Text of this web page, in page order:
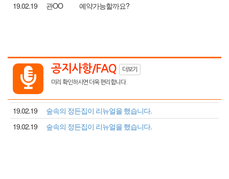
19.02.19
관OO 예약가능할까요?
 공지사항/FAQ 더보기
미리 확인하시면 더욱 편리합니다.
19.02.19
숲속의 정든집이 리뉴얼을 했습니다.
19.02.19
숲속의 정든집이 리뉴얼을 했습니다.